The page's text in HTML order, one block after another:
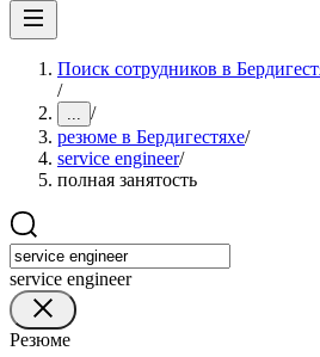
Поиск сотрудников в
/
... /
резюме в Бердигестяхе/
service engineer/
полная занятость
service engineer
Резюме